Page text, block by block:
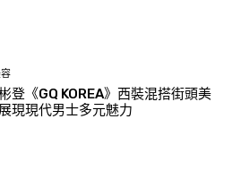
登《GQ KOREA》西裝混搭街頭美
現現代男士多元魅力